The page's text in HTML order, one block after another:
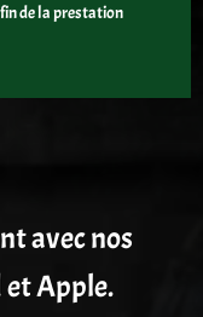
fin de la prestation
avec nos
Apple.